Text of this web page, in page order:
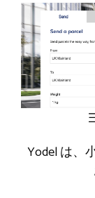
Yodel は、